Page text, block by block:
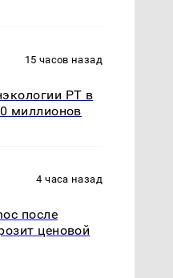
15 часов назад
РТ в
миллионов
4 часа назад
после
ценовой